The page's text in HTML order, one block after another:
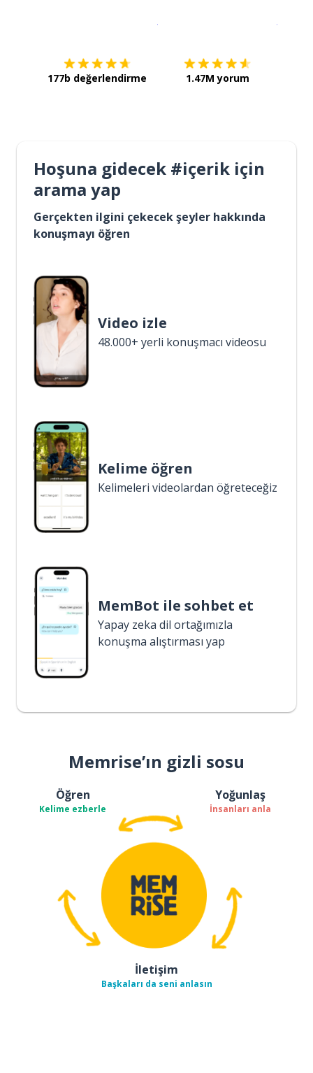
177b değerlendirme 1.47M yorum
Hoşuna gidecek #içerik için
arama yap
Gerçekten ilgini çekecek şeyler hakkında
konuşmayı öğren
Video izle
48.000+ yerli konuşmacı videosu
Kelime öğren
Kelimeleri videolardan öğreteceğiz
MemBot ile sohbet et
Yapay zeka dil ortağımızla
konuşma alıştırması yap
Memrise’ın gizli sosu
Öğren
Kelime ezberle
Yoğunlaş
İnsanları anla
İletişim
Başkaları da seni anlasın